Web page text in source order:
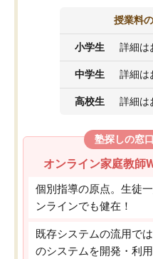
授業料
小学生 詳細は
中学生 詳細は
高校生 詳細は
塾探しの窓
オンライン家庭教師
個別指導の原点。生徒
ンラインでも健在！
既存システムの流用で
のシステムを開発・利用